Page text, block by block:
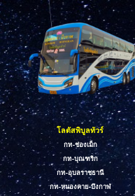
โลตัสพิบูลทัวร์
กท-ช่องเม็ก
กท-บุณฑริก
กท-อุบลราชธานี
กท-หนองคาย-บึงกาฬ